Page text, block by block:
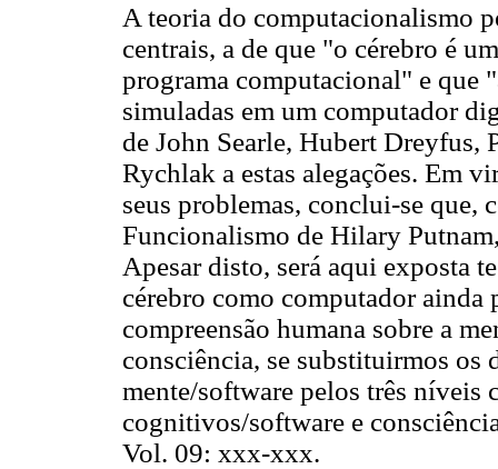
A teoria do computacionalismo
centrais, a de que "o cérebro é
programa computacional" e que
simuladas em um computador
de John Searle, Hubert Dreyfus,
Rychlak a estas alegações. Em
seus problemas, conclui-se
Funcionalismo de Hilary
Apesar disto, será aqui exposta
cérebro como computador
compreensão humana sobre a
consciência, se substituirmos os
mente/software pelos três níveis
cognitivos/software e
Vol. 09: xxx-xxx.